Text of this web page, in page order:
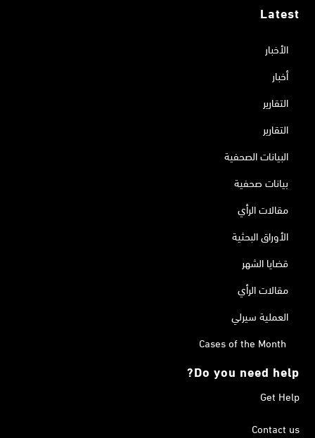
Latest
الأخبار
أخبار
التقارير
التقارير
البيانات الصحفية
بيانات صحفية
مقالات الرأي
الأوراق البحثية
قضايا الشهر
مقالات الرأي
العملية سيرلي
Cases of the Month
Do you need help?
Get Help
Contact us